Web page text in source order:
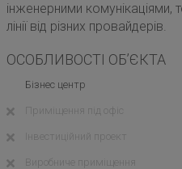
інженерними комунікаціями,
лінії від різних провайдерів.
ОСОБЛИВОСТІ ОБ’ЄКТА
Бізнес центр
Приміщення під офіс
Інвестиційний проект
Виробниче приміщення